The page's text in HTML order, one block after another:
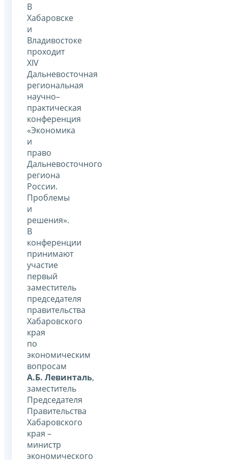
В
Хабаровске
и
Владивостоке
проходит
XIV
Дальневосточная
региональная
научно–
практическая
конференция
«Экономика
и
право
Дальневосточного
региона
России.
Проблемы
и
решения».
В
конференции
принимают
участие
первый
заместитель
председателя
правительства
Хабаровского
края
по
экономическим
вопросам
А.Б. Левинталь,
заместитель
Председателя
Правительства
Хабаровского
края –
министр
экономического